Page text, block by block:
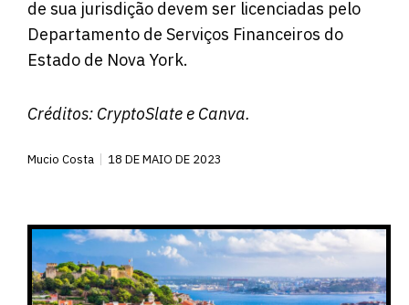
de sua jurisdição devem ser licenciadas pelo
Departamento de Serviços Financeiros do
Estado de Nova York.
Créditos: CryptoSlatee Canva.
Mucio Costa 18 DE MAIO DE 2023